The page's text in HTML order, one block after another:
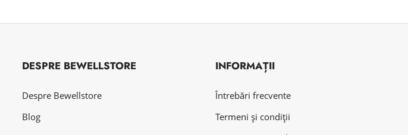
DESPRE BEWELLSTORE
Despre Bewellstore
Blog
INFORMAȚII
Întrebări frecvente
Termeni și condiții